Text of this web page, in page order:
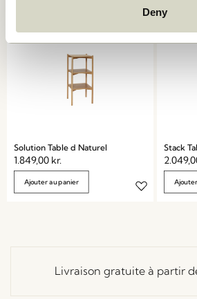
Deny
Solution Table d Naturel
1.849,00 kr.
Ajouter au panier
Stack
Livraison gratuite à partir